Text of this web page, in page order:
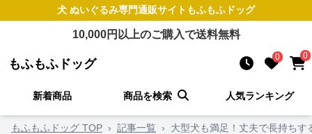
犬 ぬいぐるみ専門通販サイト もふもふドッグ
10,000円以上のご購入で送料無料
もふもふドッグ 0 0
新着商品 商品を検索 人気ランキング
もふもふドッグ TOP › 記事一覧 › 大型犬も満足！丈夫で長持ち